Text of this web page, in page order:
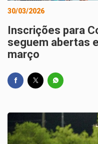
30/03/2026
Inscrições para
seguem abertas
março